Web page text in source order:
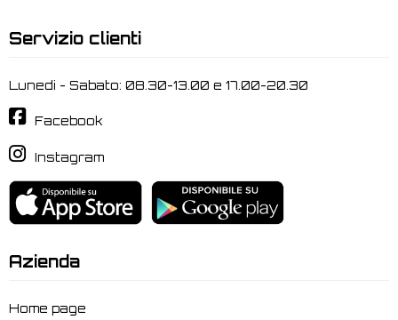
Servizio clienti
Lunedi - Sabato: 08.30-13.00 e 17.00-20.30
Facebook
Instagram
Azienda
Home page